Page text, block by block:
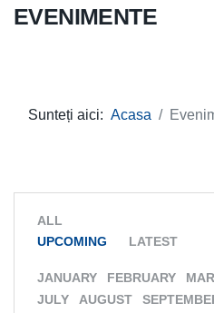
EVENIMENTE
Sunteți aici: Acasa
ALL
UPCOMING
LATEST
JANUARY FEBRUARY
JULY
AUGUST